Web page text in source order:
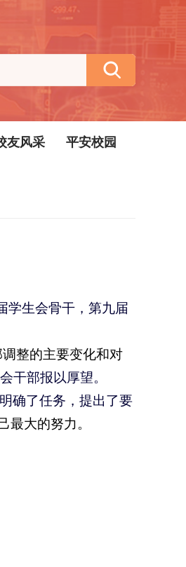
友风采 平安校园
学生会骨干，第九届
整的主要变化和对
干部报以厚望。
确了任务，提出了要
最大的努力。